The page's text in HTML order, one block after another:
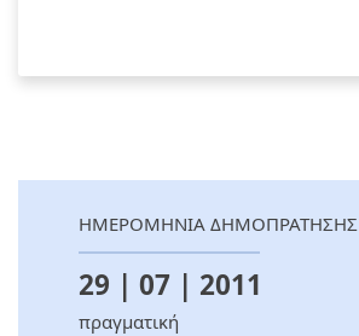
ΗΜΕΡΟΜΗΝΙΑ ΔΗΜΟΠΡΑΤΗΣΗΣ
29 | 07 | 2011
πραγματική